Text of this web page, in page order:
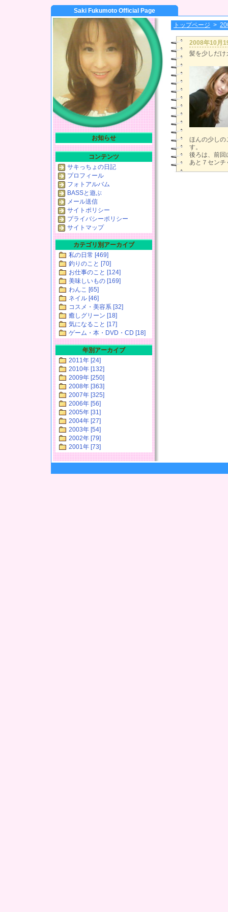
Saki Fukumoto Official Page
トップページ >
2008年10月
髪を少しだけ
ほんの少し
す。
後ろは、前回
あと７センチ
お知らせ
コンテンツ
サキっちょの日記
プロフィール
フォトアルバム
BASSと遊ぶ
メール送信
サイトポリシー
プライバシーポリシー
サイトマップ
カテゴリ別アーカイブ
私の日常 [469]
釣りのこと [70]
お仕事のこと [124]
美味しいもの [169]
わんこ [65]
ネイル [46]
コスメ・美容系 [32]
癒しグリーン [18]
気になること [17]
ゲーム・本・DVD・CD [18]
年別アーカイブ
2011年 [24]
2010年 [132]
2009年 [250]
2008年 [363]
2007年 [325]
2006年 [56]
2005年 [31]
2004年 [27]
2003年 [54]
2002年 [79]
2001年 [73]